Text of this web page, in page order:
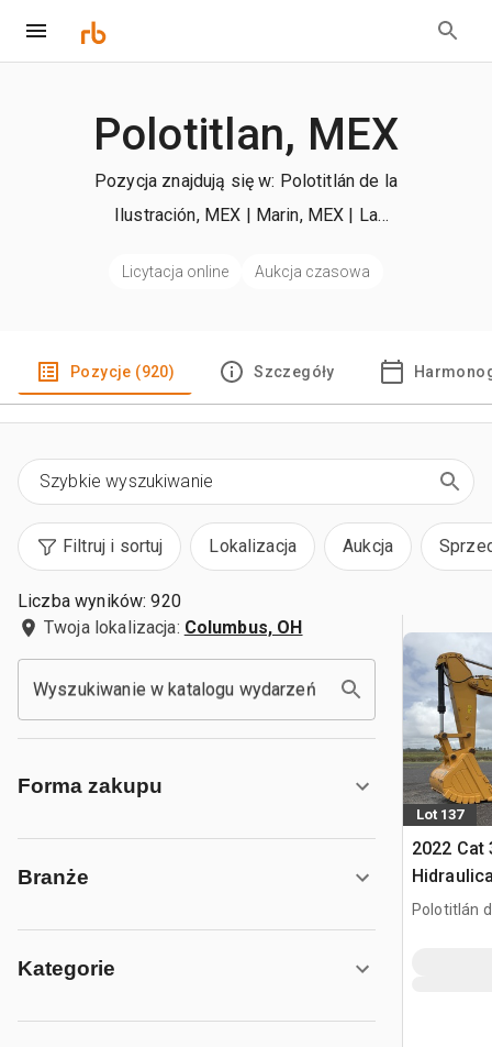
Polotitlan, MEX
Pozycja znajdują się w: Polotitlán de la
Ilustración, MEX | Marin, MEX | La
Licytacja online Aukcja czasowa
Pozycje (920) Szczegóły
Filtruj i sortuj Lokalizacja Aukcja
Liczba wyników: 920
Twoja lokalizacja: Columbus, OH
Wyszukiwanie w katalogu wydarzeń
Forma zakupu
Branże
Kategorie
Lot 137
2022 Cat
Polotitlán